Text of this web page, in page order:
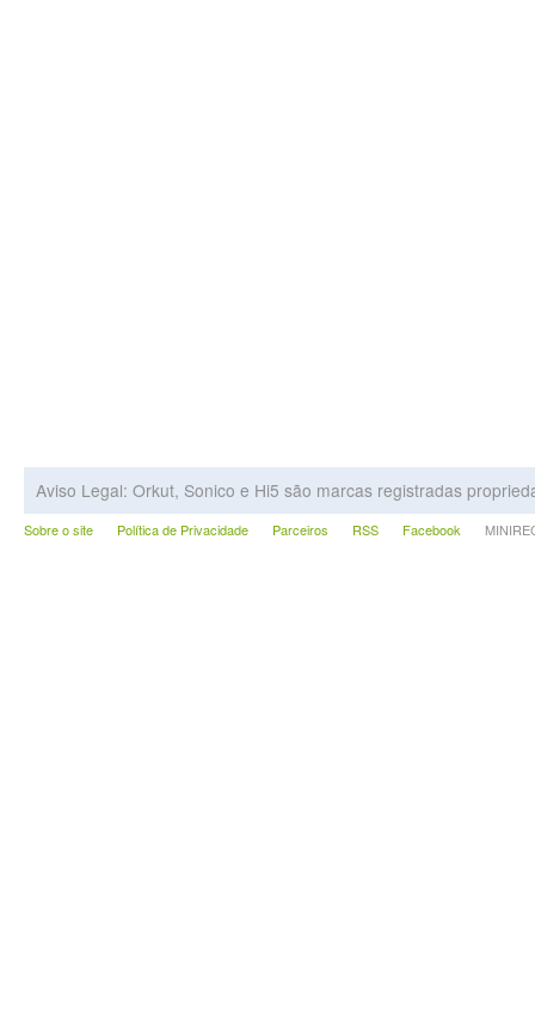
Aviso Legal: Orkut, Sonico e Hi5 são marcas registradas
Sobre o site Política de Privacidade Parceiros RSS Facebook